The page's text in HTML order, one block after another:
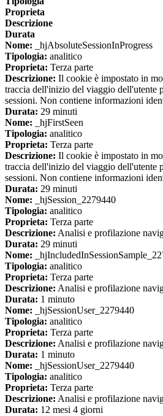
Proprieta
Descrizione
Durata
Nome: _hjAbsoluteSessionInProgress
Tipologia: analitico
Proprieta: Terza parte
Descrizione: Il cookie è impostato in
traccia dell'inizio del viaggio dell'utente
sessioni. Non contiene informazioni
Durata: 29 minuti
Nome: _hjFirstSeen
Tipologia: analitico
Proprieta: Terza parte
Descrizione: Il cookie è impostato in
traccia dell'inizio del viaggio dell'utente
sessioni. Non contiene informazioni
Durata: 29 minuti
Nome: _hjSession_2279440
Tipologia: analitico
Proprieta: Terza parte
Descrizione: Analisi e profilazione
Durata: 29 minuti
Nome:
Tipologia: analitico
Proprieta: Terza parte
Descrizione: Analisi e profilazione
Durata: 1 minuto
Nome: _hjSessionUser_2279440
Tipologia: analitico
Proprieta: Terza parte
Descrizione: Analisi e profilazione
Durata: 1 minuto
Nome: _hjSessionUser_2279440
Tipologia: analitico
Proprieta: Terza parte
Descrizione: Analisi e profilazione
Durata: 12 mesi 4 giorni